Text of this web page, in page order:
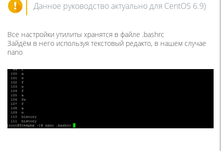
Данное руководство актуально для CentOS 6.9)
Все настройки утилиты хранятся в файле .bashrc
Зайдём в него используя текстовый редакто, в нашем случае
nano